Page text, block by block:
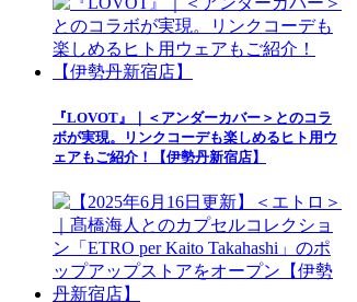
『LOVOT』｜＜アンダーカバー＞とのコラ
ボが実現。リンクコーデも楽しめるヒト用ウ
ェアもご紹介！【伊勢丹新宿店】